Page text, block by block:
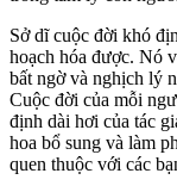
Sở dĩ cuộc đời khó
hoạch hóa được. Nó
bất ngờ và nghịch lý
Cuộc đời của mỗi
định dài hơi của tác
hoa bổ sung và làm
quen thuộc với các